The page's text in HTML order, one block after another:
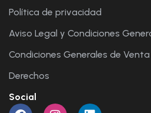
Política de privacidad
Aviso Legal y Condiciones
Condiciones Generales de Venta
Derechos
Social